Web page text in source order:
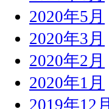
2020年5月
2020年3月
2020年2月
2020年1月
2019年12月